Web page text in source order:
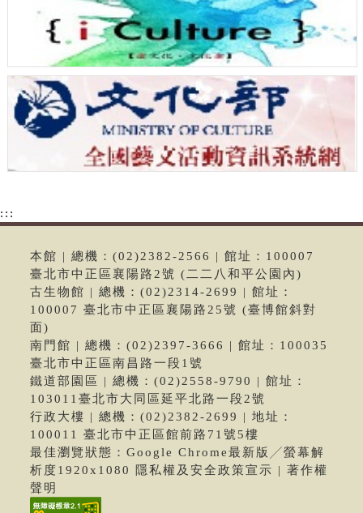
:::
本館 | 總機：(02)2382-2566 | 館址：100007
臺北市中正區襄陽路2號 (二二八和平公園內)
古生物館 | 總機：(02)2314-2699 | 館址：
100007 臺北市中正區襄陽路25號 (臺博館斜對
面)
南門館 | 總機：(02)2397-3666 | 館址：100035
臺北市中正區南昌路一段1號
鐵道部園區 | 總機：(02)2558-9790 | 館址：
103011臺北市大同區延平北路一段2號
行政大樓 | 總機：(02)2382-2699 | 地址：
100011 臺北市中正區館前路71號5樓
最佳瀏覽狀態：Google Chrome最新版╱螢幕解
析度1920x1080 隱私權及安全政策宣示 | 著作權
聲明